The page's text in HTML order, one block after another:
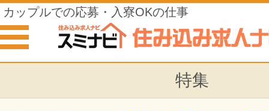
カップルでの応募・入寮OKの仕事
特集